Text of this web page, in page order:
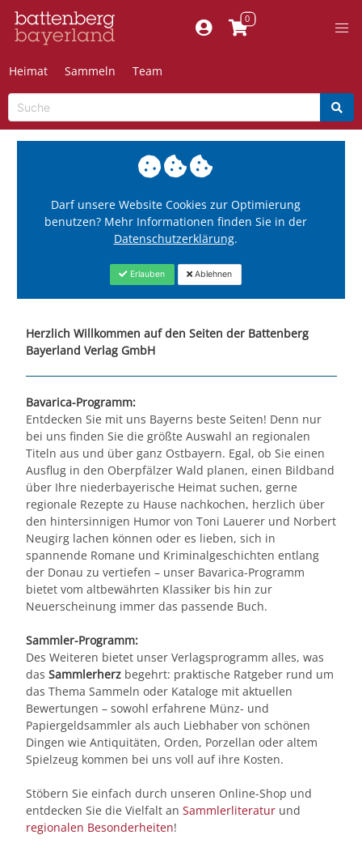
Heimat Sammeln Team
Darf unsere Website Cookies zur Optimierung
benutzen? Mehr Informationen finden Sie in der
Datenschutzerklärung.
Erlauben Ablehnen
Herzlich Willkommen auf den Seiten der Battenberg
Bayerland Verlag GmbH
Bavarica-Programm:
Entdecken Sie mit uns Bayerns beste Seiten! Denn nur
bei uns finden Sie die größte Auswahl an regionalen
Titeln aus und über ganz Ostbayern. Egal, ob Sie einen
Ausflug in den Oberpfälzer Wald planen, einen Bildband
über Ihre niederbayerische Heimat suchen, gerne
regionale Rezepte zu Hause nachkochen, herzlich über
den hintersinnigen Humor von Toni Lauerer und Norbert
Neugirg lachen können oder es lieben, sich in
spannende Romane und Kriminalgeschichten entlang
der Donau zu vertiefen –unser Bavarica-Programm
bietet vom altbewährten Klassiker bis hin zur
Neuerscheinung immer das passende Buch.
Sammler-Programm:
Des Weiteren bietet unser Verlagsprogramm alles, was
das Sammlerherzbegehrt: praktische Ratgeber rund um
das Thema Sammeln oder Kataloge mit aktuellen
Bewertungen –sowohl erfahrene Münz- und
Papiergeldsammler als auch Liebhaber von schönen
Dingen wie Antiquitäten, Orden, Porzellan oder altem
Spielzeug kommen bei uns voll auf ihre Kosten.
Stöbern Sie einfach durch unseren Online-Shop und
entdecken Sie die Vielfalt an Sammlerliteraturund
regionalen Besonderheiten!